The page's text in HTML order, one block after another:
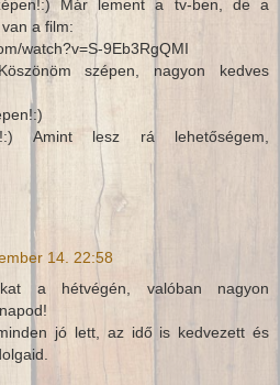
Már lement a tv-ben, de a
a film:
watch?v=S-9Eb3RgQMI
szépen, nagyon kedves
Amint lesz rá lehetőségem,
14. 22:58
a hétvégén, valóban nagyon
jó lett, az idő is kedvezett és